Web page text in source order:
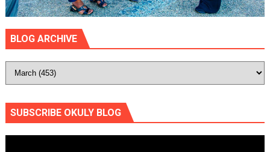
BLOG ARCHIVE
SUBSCRIBE OKULY BLOG